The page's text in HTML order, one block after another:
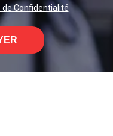
Confidentialité